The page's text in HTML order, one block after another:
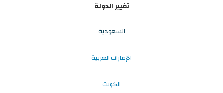
تغيير الدولة
السعودية
الإمارات العربية
الكويت